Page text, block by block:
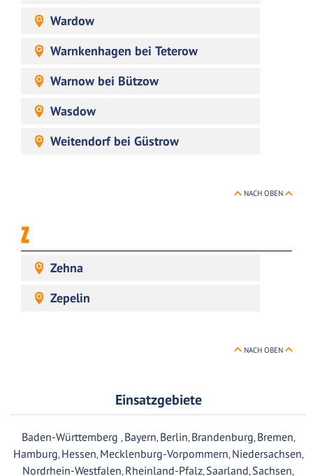
Wardow
Warnkenhagen bei Teterow
Warnow bei Bützow
Wasdow
Weitendorf bei Güstrow
NACH OBEN
Z
Zehna
Zepelin
NACH OBEN
Einsatzgebiete
Baden-Württemberg ,Bayern,Berlin,Brandenburg,Bremen,
Hamburg,Hessen,Mecklenburg-Vorpommern,Niedersachsen,
Nordrhein-Westfalen,Rheinland-Pfalz,Saarland,Sachsen,